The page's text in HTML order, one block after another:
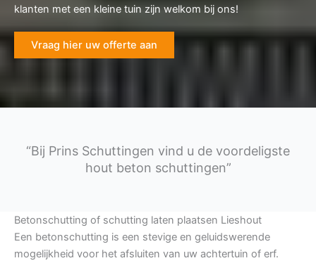
klanten met een kleine tuin zijn welkom bij ons!
Vraag hier uw offerte aan
“Bij Prins Schuttingen vind u de voordeligste
hout beton schuttingen”
Betonschutting of schutting laten plaatsen Lieshout
Een betonschutting is een stevige en geluidswerende
mogelijkheid voor het afsluiten van uw achtertuin of erf.